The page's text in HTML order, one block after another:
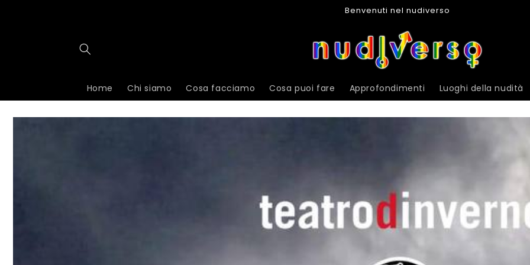
Benvenuti nel nudiverso
Home Chi siamo Cosa facciamo Cosa puoi fare Approfondimenti Luoghi della nudità